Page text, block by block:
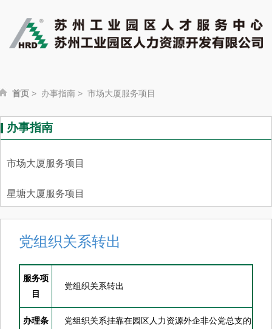
首页 > 办事指南 > 市场大厦服务项目
办事指南
市场大厦服务项目
星塘大厦服务项目
党组织关系转出
服务项
目
党组织关系转出
办理条
党组织关系挂靠在园区人力资源外企非公党总支的